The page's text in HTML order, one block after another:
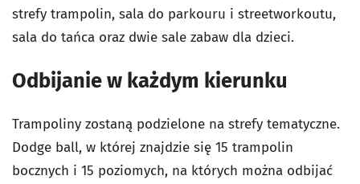
strefy trampolin, sala do parkouru i streetworkoutu,
sala do tańca oraz dwie sale zabaw dla dzieci.
Odbijanie w każdym kierunku
Trampoliny zostaną podzielone na strefy tematyczne.
Dodge ball, w której znajdzie się 15 trampolin
bocznych i 15 poziomych, na których można odbijać